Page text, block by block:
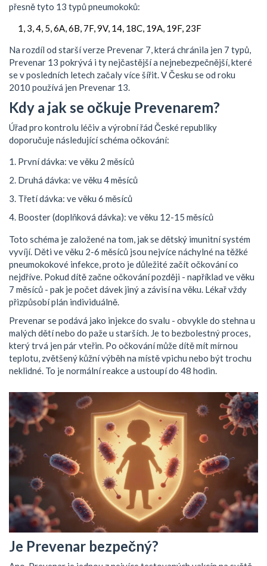
přesně tyto 13 typů pneumokoků:
1, 3, 4, 5, 6A, 6B, 7F, 9V, 14, 18C, 19A, 19F, 23F
Na rozdíl od starší verze Prevenar 7, která chránila jen 7 typů,
Prevenar 13 pokrývá i ty nejčastější a nejnebezpečnější, které
se v posledních letech začaly více šířit. V Česku se od roku
2010 používá jen Prevenar 13.
Kdy a jak se očkuje Prevenarem?
Úřad pro kontrolu léčiv a výrobní řád České republiky
doporučuje následující schéma očkování:
První dávka: ve věku 2 měsíců
Druhá dávka: ve věku 4 měsíců
Třetí dávka: ve věku 6 měsíců
Booster (doplňková dávka): ve věku 12-15 měsíců
Toto schéma je založené na tom, jak se dětský imunitní systém
vyvíjí. Děti ve věku 2-6 měsíců jsou nejvíce náchylné na těžké
pneumokokové infekce, proto je důležité začít očkování co
nejdříve. Pokud dítě začne očkování později - například ve věku
7 měsíců - pak je počet dávek jiný a závisí na věku. Lékař vždy
přizpůsobí plán individuálně.
Prevenar se podává jako injekce do svalu - obvykle do stehna u
malých dětí nebo do paže u starších. Je to bezbolestný proces,
který trvá jen pár vteřin. Po očkování může dítě mít mírnou
teplotu, zvětšený kůžní výběh na místě vpichu nebo být trochu
neklidné. To je normální reakce a ustoupí do 48 hodin.
Je Prevenar bezpečný?